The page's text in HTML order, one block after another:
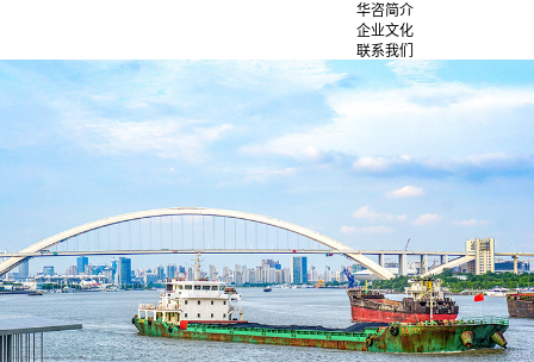
华咨简介
企业文化
联系我们